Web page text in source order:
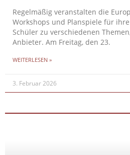
Regelmäßig veranstalten die
Workshops und Planspiele für
Schüler zu verschiedenen
Anbieter. Am Freitag, den 23.
WEITERLESEN »
3. Februar 2026